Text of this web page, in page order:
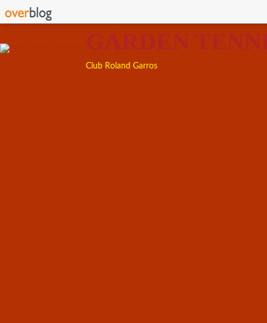
GARDEN
Club Roland Garros